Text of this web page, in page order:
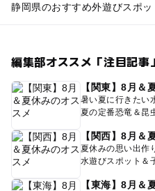
静岡県のおすすめ外遊びスポッ
編集部オススメ「注目記事」
【関東】8月＆
暑い夏に行きたい
夏の定番恐竜＆昆
【関西】8月＆
夏休みの思い出作
水遊びスポット＆
【東海】8月＆